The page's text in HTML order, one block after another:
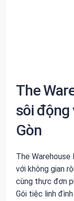
The
sôi động
Gòn
The
với không gian
cùng thực đơn
Gói tiệc linh